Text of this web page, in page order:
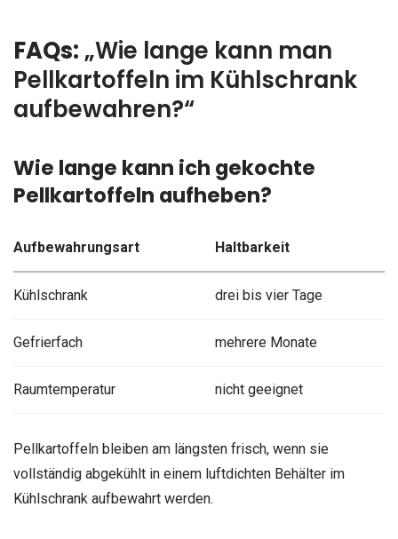
FAQs: „Wie lange kann man
Pellkartoffeln im Kühlschrank
aufbewahren?“
Wie lange kann ich gekochte
Pellkartoffeln aufheben?
Aufbewahrungsart Haltbarkeit
Kühlschrank drei bis vier Tage
Gefrierfach mehrere Monate
Raumtemperatur nicht geeignet
Pellkartoffeln bleiben am längsten frisch, wenn sie
vollständig abgekühlt in einem luftdichten Behälter im
Kühlschrank aufbewahrt werden.